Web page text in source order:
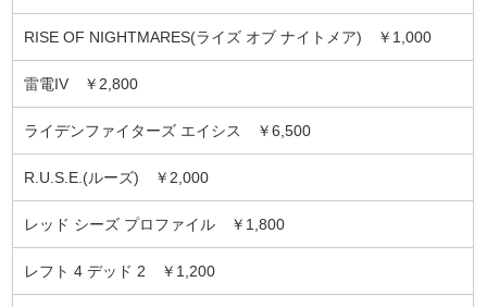
RISE OF NIGHTMARES(ライズ オブ ナイトメア) ￥1,000
雷電IV ￥2,800
ライデンファイターズ エイシス ￥6,500
R.U.S.E.(ルーズ) ￥2,000
レッド シーズ プロファイル ￥1,800
レフト 4 デッド 2 ￥1,200